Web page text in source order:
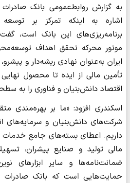
به گزارش روابط‌عمومی بانک صادرات
اشاره به اینکه تمرکز بر
برنامه‌ریزی‌های این بانک است،
موتور محرکه تحقق اهداف
ایران به‌عنوان نهادی ریشه‌دار و
تأمین مالی از ایده تا محصول
اقتصاد دانش‌بنیان و فناوری را به
اسکندری افزود: «ما بر بهره‌مندی
شرکت‌های دانش‌بنیان و سرمایه‌های
داریم. اعطای بسته‌های جامع خدمات
مالی تولید و صنایع پیشران،
ضمانت‌نامه‌ها و سایر ابزارهای
حمایت‌هایی است که بانک صادرات